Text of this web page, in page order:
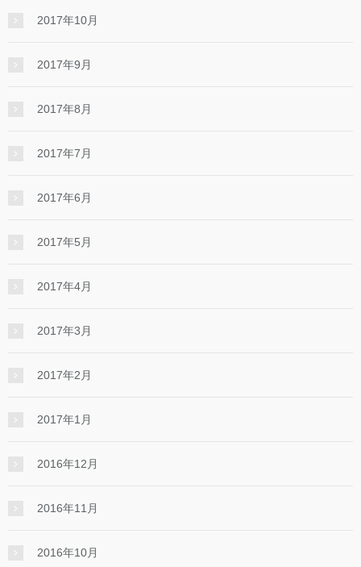
2017年10月
2017年9月
2017年8月
2017年7月
2017年6月
2017年5月
2017年4月
2017年3月
2017年2月
2017年1月
2016年12月
2016年11月
2016年10月